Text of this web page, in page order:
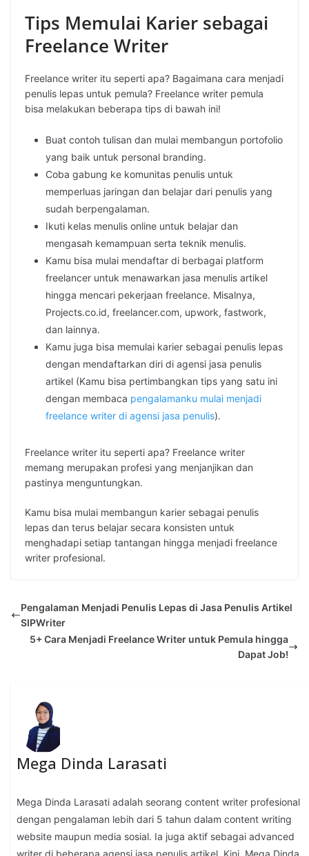
Tips Memulai Karier sebagai
Freelance Writer
Freelance writer itu seperti apa? Bagaimana cara menjadi
penulis lepas untuk pemula? Freelance writer pemula
bisa melakukan beberapa tips di bawah ini!
Buat contoh tulisan dan mulai membangun portofolio
yang baik untuk personal branding.
Coba gabung ke komunitas penulis untuk
memperluas jaringan dan belajar dari penulis yang
sudah berpengalaman.
Ikuti kelas menulis online untuk belajar dan
mengasah kemampuan serta teknik menulis.
Kamu bisa mulai mendaftar di berbagai platform
freelancer untuk menawarkan jasa menulis artikel
hingga mencari pekerjaan freelance. Misalnya,
Projects.co.id, freelancer.com, upwork, fastwork,
dan lainnya.
Kamu juga bisa memulai karier sebagai penulis lepas
dengan mendaftarkan diri di agensi jasa penulis
artikel (Kamu bisa pertimbangkan tips yang satu ini
dengan membaca pengalamanku mulai menjadi
freelance writer di agensi jasa penulis).
Freelance writer itu seperti apa? Freelance writer
memang merupakan profesi yang menjanjikan dan
pastinya menguntungkan.
Kamu bisa mulai membangun karier sebagai penulis
lepas dan terus belajar secara konsisten untuk
menghadapi setiap tantangan hingga menjadi freelance
writer profesional.
Pengalaman Menjadi Penulis Lepas di Jasa Penulis Artikel
SIPWriter
5+ Cara Menjadi Freelance Writer untuk Pemula hingga
Dapat Job!
Mega Dinda Larasati
Mega Dinda Larasati adalah seorang content writer profesional
dengan pengalaman lebih dari 5 tahun dalam content writing
website maupun media sosial. Ia juga aktif sebagai advanced
writer di beberapa agensi jasa penulis artikel. Kini, Mega Dinda